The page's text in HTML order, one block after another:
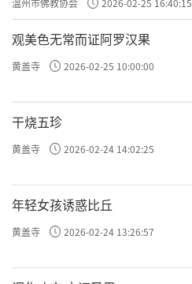
温州市佛教协会 2026-02-25 16:40:15
观美色无常而证阿罗汉果
黄盖寺 2026-02-25 10:00:00
干烧五珍
黄盖寺 2026-02-24 14:02:25
年轻女孩诱惑比丘
黄盖寺 2026-02-24 13:26:57